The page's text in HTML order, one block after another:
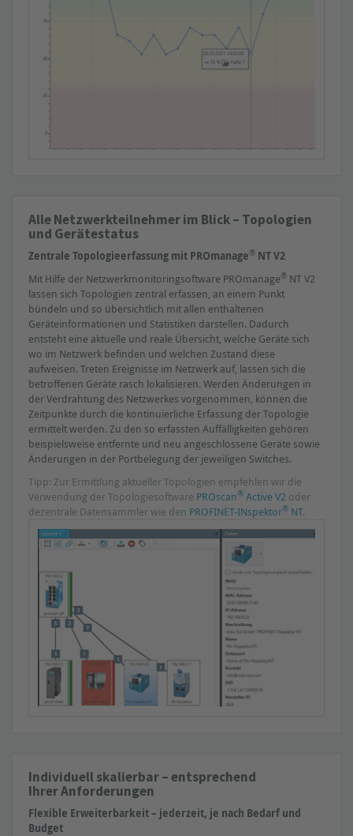
» Erforderliche Hardware
PEAK-Stromwert bis 25kHz
Alle Netzwerkteilnehmer im Blick – Topologien
und Gerätestatus
Zentrale Topologieerfassung mit PROmanage® NT V2
Mit Hilfe der Netzwerkmonitoringsoftware PROmanage® NT V2
lassen sich Topologien zentral erfassen, an einem Punkt
bündeln und so übersichtlich mit allen enthaltenen
Geräteinformationen und Statistiken darstellen. Dadurch
entsteht eine aktuelle und reale Übersicht, welche Geräte sich
wo im Netzwerk befinden und welchen Zustand diese
aufweisen. Treten Ereignisse im Netzwerk auf, lassen sich die
betroffenen Geräte rasch lokalisieren. Werden Änderungen in
der Verdrahtung des Netzwerkes vorgenommen, können die
Zeitpunkte durch die kontinuierliche Erfassung der Topologie
ermittelt werden. Zu den so erfassten Auffälligkeiten gehören
beispielsweise entfernte und neu angeschlossene Geräte sowie
Änderungen in der Portbelegung der jeweiligen Switches.
Tipp: Zur Ermittlung aktueller Topologien empfehlen wir die
Verwendung der Topologiesoftware PROscan® Active V2 oder
dezentrale Datensammler wie den PROFINET-INspektor® NT.
Individuell skalierbar – entsprechend
Ihrer Anforderungen
Flexible Erweiterbarkeit – jederzeit, je nach Bedarf und
Budget